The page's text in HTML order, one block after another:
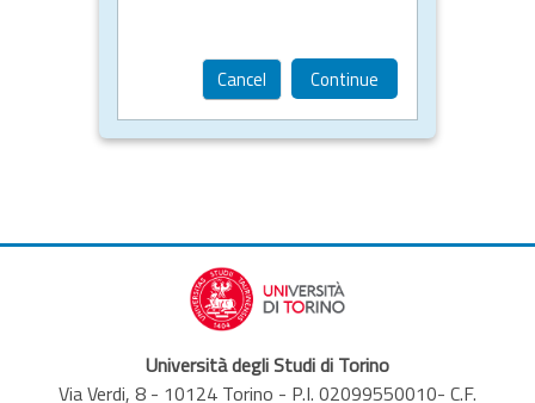
Cancel Continue
Università degli Studi di Torino
Via Verdi, 8 - 10124 Torino - P.I. 02099550010- C.F.